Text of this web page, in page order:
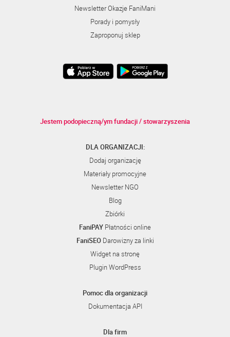
Newsletter Okazje FaniMani
Porady i pomysły
Zaproponuj sklep
Jestem podopieczną/ym fundacji / stowarzyszenia
DLA ORGANIZACJI:
Dodaj organizację
Materiały promocyjne
Newsletter NGO
Blog
Zbiórki
FaniPAY Płatności online
FaniSEODarowizny za linki
Widget na stronę
Plugin WordPress
Pomoc dla organizacji
Dokumentacja API
Dla firm